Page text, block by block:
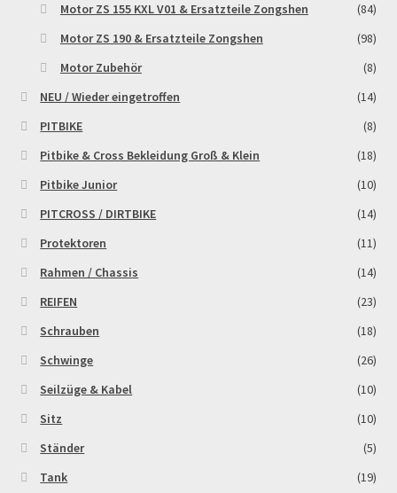
Motor ZS 155 KXL V01 & Ersatzteile Zongshen
(84)
Motor ZS 190 & Ersatzteile Zongshen
(98)
Motor Zubehör
(8)
NEU / Wieder eingetroffen
(14)
PITBIKE
(8)
Pitbike & Cross Bekleidung Groß & Klein
(18)
Pitbike Junior
(10)
PITCROSS / DIRTBIKE
(14)
Protektoren
(11)
Rahmen / Chassis
(14)
REIFEN
(23)
Schrauben
(18)
Schwinge
(26)
Seilzüge & Kabel
(10)
Sitz
(10)
Ständer
(5)
Tank
(19)